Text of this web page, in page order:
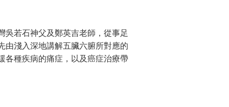
吳若石神父及鄭英吉老師，從事足
由淺入深地講解五臟六腑所對應的
各種疾病的痛症，以及癌症治療帶